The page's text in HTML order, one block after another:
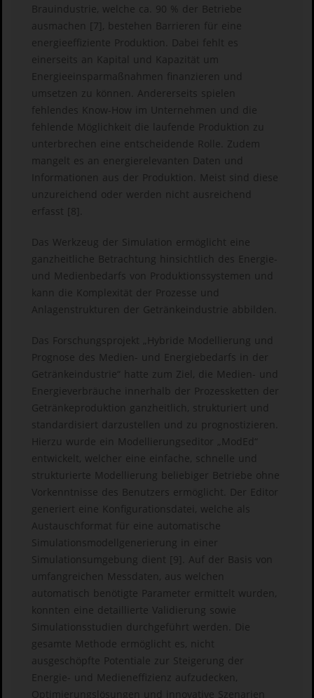
Brauindustrie, welche ca. 90 % der Betriebe
ausmachen [7], bestehen Barrieren für eine
energieeffiziente Produktion. Dabei fehlt es
einerseits an Kapital und Kapazität um
Energieeinsparmaßnahmen finanzieren und
umsetzen zu können. Andererseits spielen
fehlendes Know-How im Unternehmen und die
fehlende Möglichkeit die laufende Produktion zu
unterbrechen eine entscheidende Rolle. Zudem
mangelt es an energierelevanten Daten und
Informationen aus der Produktion. Meist sind diese
unzureichend oder werden nicht ausreichend
erfasst [8].
Das Werkzeug der Simulation ermöglicht eine
ganzheitliche Betrachtung hinsichtlich des Energie-
und Medienbedarfs von Produktionssystemen und
kann die Komplexität der Prozesse und
Anlagenstrukturen der Getränkeindustrie abbilden.
Das Forschungsprojekt „Hybride Modellierung und
Prognose des Medien- und Energiebedarfs in der
Getränkeindustrie“ hatte zum Ziel, die Medien- und
Energieverbräuche innerhalb der Prozessketten der
Getränkeproduktion ganzheitlich, strukturiert und
standardisiert darzustellen und zu prognostizieren.
Hierzu wurde ein Modellierungseditor „ModEd“
entwickelt, welcher eine einfache, schnelle und
strukturierte Modellierung beliebiger Betriebe ohne
Vorkenntnisse des Benutzers ermöglicht. Der Editor
generiert eine Konfigurationsdatei, welche als
Austauschformat für eine automatische
Simulationsmodellgenerierung in einer
Simulationsumgebung dient [9]. Auf der Basis von
umfangreichen Messdaten, aus welchen
automatisch benötigte Parameter ermittelt wurden,
konnten eine detaillierte Validierung sowie
Simulationsstudien durchgeführt werden. Die
gesamte Methode ermöglicht es, nicht
ausgeschöpfte Potentiale zur Steigerung der
Energie- und Medieneffizienz aufzudecken,
Optimierungslösungen und innovative Szenarien